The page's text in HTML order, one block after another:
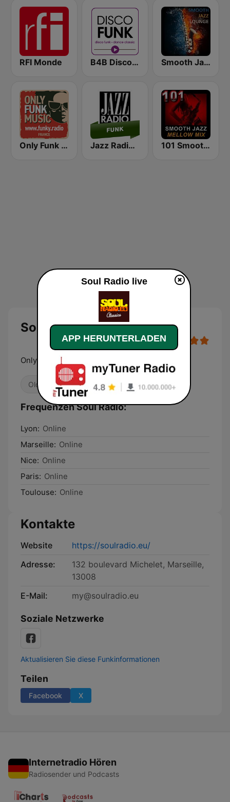
RFI Monde B4B Disco Funk Smooth Jazz Lounge
Only Funk Music 60s70s80s Jazz Radio Funk 101 Smooth Jazz Mellow Mix
Soul Radio
Only Classic Soul & rarities 60s70s
Oldies R&B / Soul
Frequenzen Soul Radio:
Lyon: Online
Marseille: Online
Nice: Online
Paris: Online
Toulouse: Online
Kontakte
Website
https://soulradio.eu/
Adresse:
132 boulevard Michelet, Marseille,
13008
E-Mail:
my@soulradio.eu
Soziale Netzwerke
Aktualisieren Sie diese Funkinformationen
Teilen
Facebook X
Internetradio Hören
Radiosender und Podcasts
Soul Radio live
APP HERUNTERLADEN